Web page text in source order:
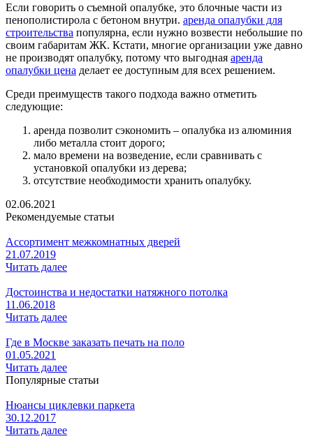
Если говорить о съемной опалубке, это блочные части из
пенополистирола с бетоном внутри. аренда опалубки для
строительства популярна, если нужно возвести небольшие по
своим габаритам ЖК. Кстати, многие организации уже давно
не производят опалубку, потому что выгодная аренда
опалубки цена делает ее доступным для всех решением.
Среди преимуществ такого подхода важно отметить
следующие:
аренда позволит сэкономить – опалубка из алюминия
либо металла стоит дорого;
мало времени на возведение, если сравнивать с
установкой опалубки из дерева;
отсутствие необходимости хранить опалубку.
02.06.2021
Рекомендуемые статьи
Ассортимент межкомнатных дверей
21.07.2019
Читать далее
Достоинства и недостатки натяжного потолка
11.06.2018
Читать далее
Где в Москве заказать печать на поло
01.05.2021
Читать далее
Популярные статьи
Нюансы циклевки паркета
30.12.2017
Читать далее